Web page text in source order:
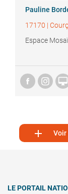
Pauline
17170 |
Espace

 Voir
LE PORTAIL